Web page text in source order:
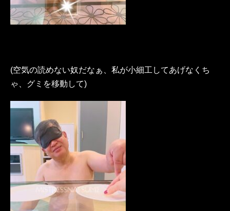
(空気の読めない奴だなぁ、私が小細工してあげなくち
ゃ、グミを移動して)